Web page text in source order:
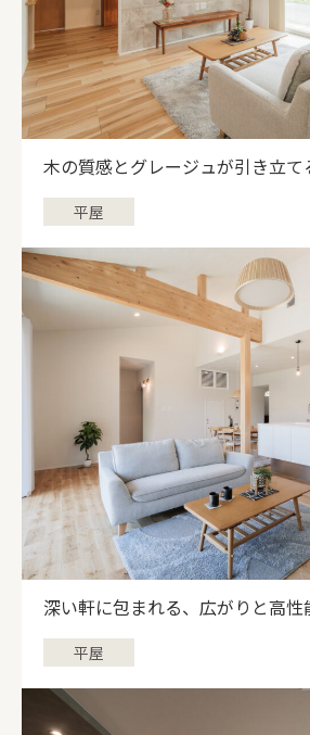
木の質感とグレージュが引き立て
まい
平屋
深い軒に包まれる、広がりと高性
平屋